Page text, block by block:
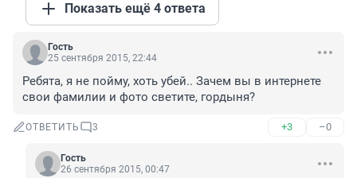
Показать ещё 4 ответа
Гость
25 сентября 2015, 22:44
Ребята, я не пойму, хоть убей.. Зачем вы в интернете
свои фамилии и фото светите, гордыня?
ОТВЕТИТЬ 3 +3 –0
Гость
26 сентября 2015, 00:47